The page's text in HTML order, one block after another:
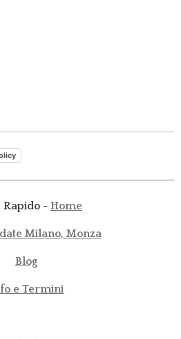
Rapido - Home
Milano, Monza
Blog
e Termini